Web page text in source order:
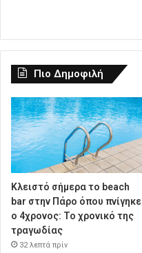
Πιο Δημοφιλή
Κλειστό σήμερα το beach
bar στην Πάρο όπου πνίγηκε
ο 4χρονος: Το χρονικό της
τραγωδίας
32 λεπτά πρίν